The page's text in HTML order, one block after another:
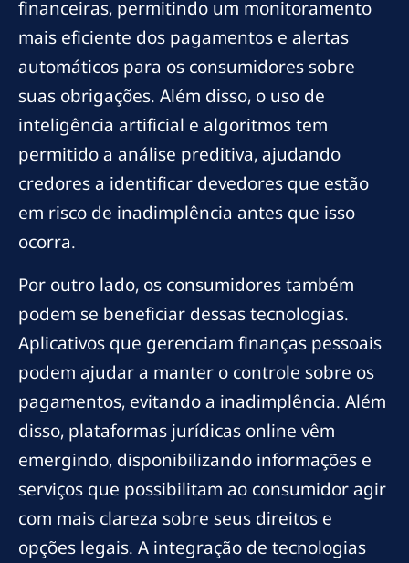
financeiras, permitindo um monitoramento
mais eficiente dos pagamentos e alertas
automáticos para os consumidores sobre
suas obrigações. Além disso, o uso de
inteligência artificial e algoritmos tem
permitido a análise preditiva, ajudando
credores a identificar devedores que estão
em risco de inadimplência antes que isso
ocorra.
Por outro lado, os consumidores também
podem se beneficiar dessas tecnologias.
Aplicativos que gerenciam finanças pessoais
podem ajudar a manter o controle sobre os
pagamentos, evitando a inadimplência. Além
disso, plataformas jurídicas online vêm
emergindo, disponibilizando informações e
serviços que possibilitam ao consumidor agir
com mais clareza sobre seus direitos e
opções legais. A integração de tecnologias